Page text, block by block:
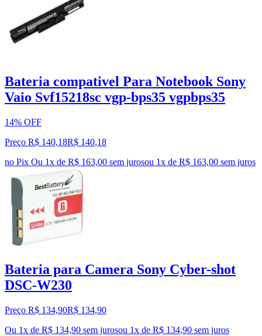
Bateria compativel Para Notebook Sony
Vaio Svf15218sc vgp-bps35 vgpbps35
14% OFF
Preço R$ 140,18R$ 140,18
no Pix Ou 1x de R$ 163,00 sem jurosou 1x de R$ 163,00 sem juros
Bateria para Camera Sony Cyber-shot
DSC-W230
Preço R$ 134,90R$ 134,90
Ou 1x de R$ 134,90 sem jurosou 1x de R$ 134,90 sem juros